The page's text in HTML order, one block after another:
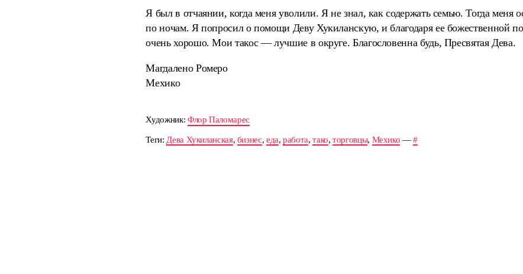
Я был в отчаянии, когда меня уволили. Я не знал, как содержать семью. Тогда меня
по ночам. Я попросил о помощи Деву Хукиланскую, и благодаря ее божественной
очень хорошо. Мои такос — лучшие в округе. Благословенна будь, Пресвятая Дева.
Магдалено Ромеро
Мехико
Художник: Флор Паломарес
Теги: Дева Хукиланская, бизнес, еда,работа,тако,торговцы, Мехико —#